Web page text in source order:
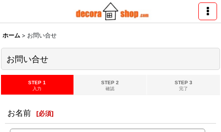
ホーム > お問い合せ
お問い合せ
STEP 1
入力
STEP 2
確認
STEP 3
完了
お名前 [必須]